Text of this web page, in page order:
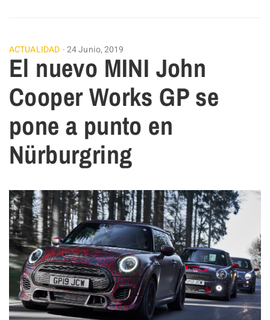
ACTUALIDAD 24 Junio, 2019
El nuevo MINI John
Cooper Works GP se
pone a punto en
Nürburgring